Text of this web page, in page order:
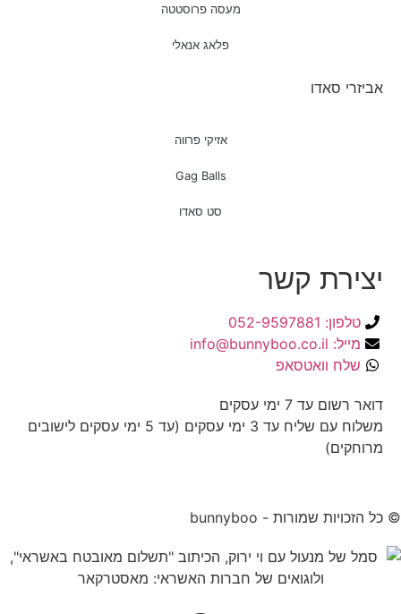
מעסה פרוסטטה
פלאג אנאלי
אביזרי סאדו
אזיקי פרווה
Gag Balls
סט סאדו
יצירת קשר
טלפון: 052-9597881
מייל: info@bunnyboo.co.il
שלח וואטסאפ
דואר רשום עד 7 ימי עסקים
משלוח עם שליח עד 3 ימי עסקים (עד 5 ימי עסקים לישובים
מרוחקים)
© כל הזכויות שמורות - bunnyboo